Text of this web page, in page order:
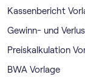
Kassenbericht
Gewinn- und
Preiskalkulation
BWA Vorlage